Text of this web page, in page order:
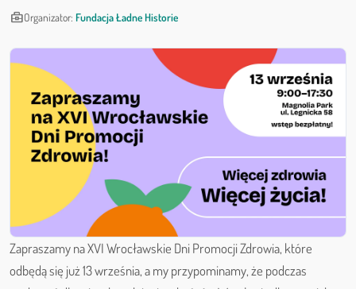
business_centerOrganizator: Fundacja Ładne Historie
Zapraszamy na XVI Wrocławskie Dni Promocji Zdrowia, które
odbędą się już 13 września, a my przypominamy, że podczas